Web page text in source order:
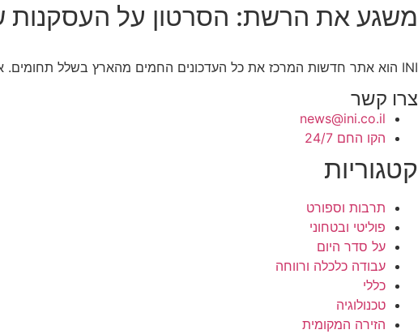
משגע את הרשת: הסרטון על העסקנות
INI הוא אתר חדשות המרכז את כל העדכונים החמים מהארץ בשלל תחומים. אנחנו מזמינים אתכם להתעדכן בחדשות היום, להאזין לפודקאסטים, ולקרוא מאמרי דעה.
צרו קשר
news@ini.co.il
הקו החם 24/7
קטגוריות
תרבות וספורט
פוליטי ובטחוני
על סדר היום
עבודה כלכלה ורווחה
כללי
טכנולוגיה
הזירה המקומית